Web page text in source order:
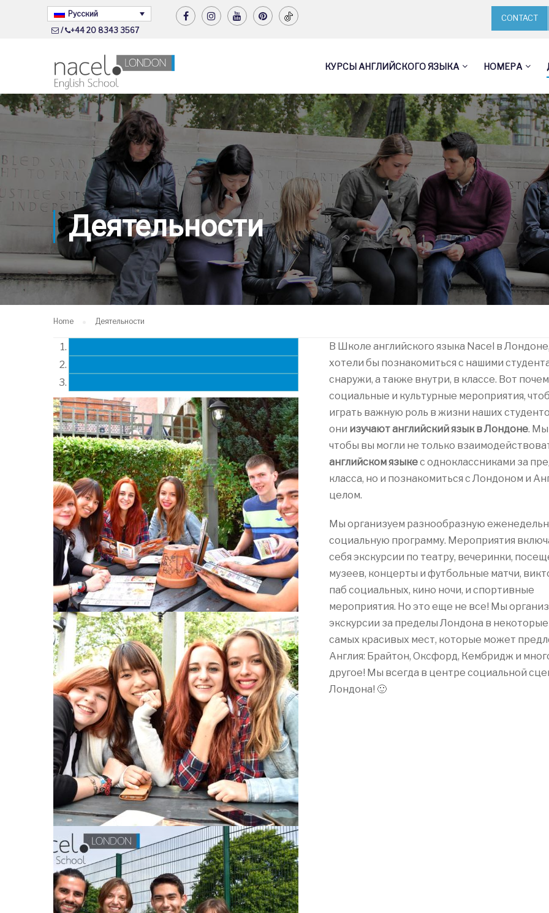
Русский
/
+44 20 8343 3567
CONTACT
КУРСЫ АНГЛИЙСКОГО ЯЗЫКА НОМЕРА
Деятельности
Home Деятельности
В Школе английского языка Nacel в
хотели бы познакомиться с нашими
снаружи, а также внутри, в классе. Вот
социальные и культурные мероприятия,
играть важную роль в жизни наших
они изучают английский язык в Лондоне. Мы
чтобы вы могли не только
английском языкес одноклассниками за
класса, но и познакомиться с Лондоном и
целом.
Мы организуем разнообразную
социальную программу. Мероприятия
себя экскурсии по театру, вечеринки,
музеев, концерты и футбольные матчи,
паб социальных, кино ночи, и спортивные
мероприятия. Но это еще не все! Мы
экскурсии за пределы Лондона в некоторые
самых красивых мест, которые может
Англия: Брайтон, Оксфорд, Кембридж и
другое! Мы всегда в центре социальной
Лондона! 🙂